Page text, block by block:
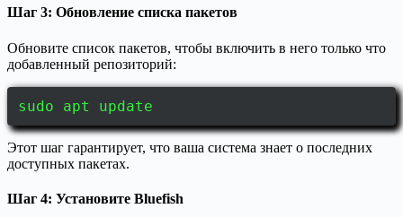
Шаг 3: Обновление списка пакетов
Обновите список пакетов, чтобы включить в него только что
добавленный репозиторий:
sudo apt update
Этот шаг гарантирует, что ваша система знает о последних
доступных пакетах.
Шаг 4: Установите Bluefish